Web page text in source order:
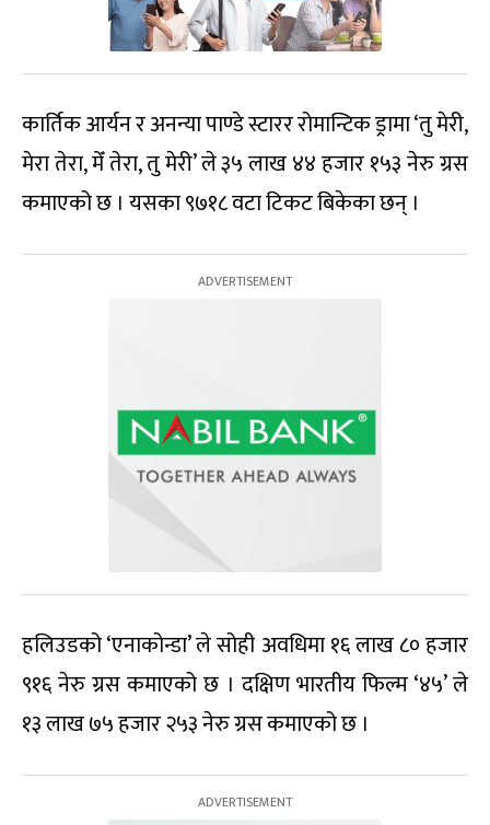
कार्तिक आर्यन र अनन्या पाण्डे स्टारर रोमान्टिक ड्रामा ‘तु मेरी,
मेरा तेरा, मेँ तेरा, तु मेरी’ ले ३५ लाख ४४ हजार १५३ नेरु ग्रस
कमाएको छ । यसका ९७१८ वटा टिकट बिकेका छन् ।
हलिउडको ‘एनाकोन्डा’ ले सोही अवधिमा १६ लाख ८० हजार
९१६ नेरु ग्रस कमाएको छ । दक्षिण भारतीय फिल्म ‘४५’ ले
१३ लाख ७५ हजार २५३ नेरु ग्रस कमाएको छ ।